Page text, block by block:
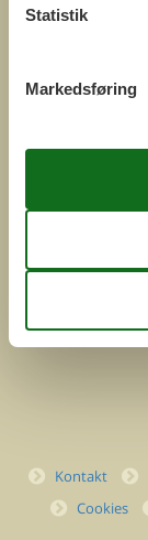
Kontakt
Cookies
Statistik
Markedsføring